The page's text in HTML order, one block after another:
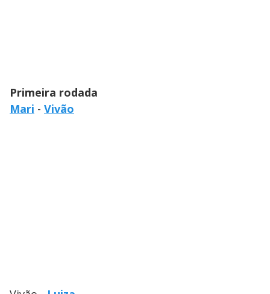
Primeira rodada
Mari - Vivão